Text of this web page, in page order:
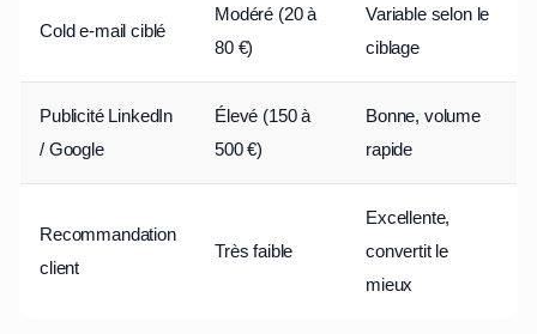
Cold e-mail ciblé
Modéré (20 à
80 €)
Variable selon le
ciblage
Publicité LinkedIn
/ Google
Élevé (150 à
500 €)
Bonne, volume
rapide
Recommandation
client
Très faible
Excellente,
convertit le
mieux